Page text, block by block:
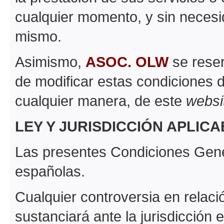
cualquier momento, y sin
mismo.
Asimismo, ASOC. OLWse
de modificar estas condiciones
cualquier manera, de este
LEY Y JURISDICCIÓN
Las presentes Condiciones
españolas.
Cualquier controversia en
sustanciará ante la jurisdicción